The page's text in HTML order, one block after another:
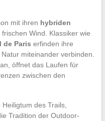
mit ihren hybriden
Wind. Klassiker wie
de Paris erfinden ihre
miteinander verbinden.
öffnet das Laufen für
zwischen den
des Trails,
Tradition der Outdoor-